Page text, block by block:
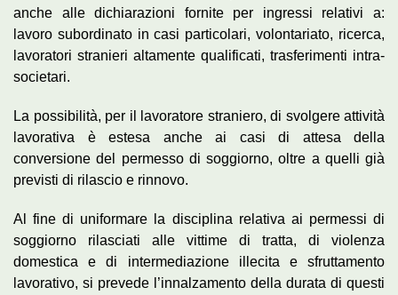
anche alle dichiarazioni fornite per ingressi relativi a:
lavoro subordinato in casi particolari, volontariato, ricerca,
lavoratori stranieri altamente qualificati, trasferimenti intra-
societari.
La possibilità, per il lavoratore straniero, di svolgere attività
lavorativa è estesa anche ai casi di attesa della
conversione del permesso di soggiorno, oltre a quelli già
previsti di rilascio e rinnovo.
Al fine di uniformare la disciplina relativa ai permessi di
soggiorno rilasciati alle vittime di tratta, di violenza
domestica e di intermediazione illecita e sfruttamento
lavorativo, si prevede l’innalzamento della durata di questi